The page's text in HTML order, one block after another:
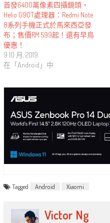
首發6400萬像素四攝鏡頭，
Helio G90T處理器：Redmi Note
8系列手機正式於馬來西亞發
布；售價RM 599起！還有早鳥
優惠！
9 10 月, 2019
在「Android」中
Tagged Android Xiaomi
Victor Ng